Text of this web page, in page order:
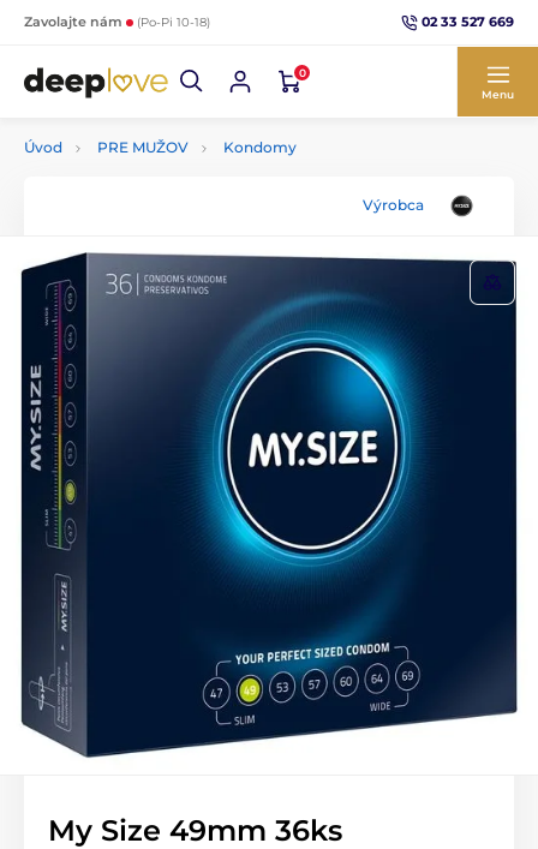
Zavolajte nám (Po-Pi 10-18) 02 33 527 669
0
Menu
Úvod PRE MUŽOV Kondomy
Výrobca
My Size 49mm 36ks